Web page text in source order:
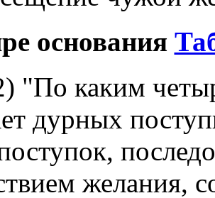
основания
"По каким
дурных
желания,